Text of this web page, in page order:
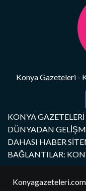
Konya Gazeteleri -
KONYA
DÜNYADAN
DAHASI HABER
BAĞLANTILAR: